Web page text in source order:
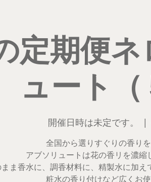
定期便ネ
ュート（
開催日時は未定です。
全国から選りすぐりの香りを
アブソリュートは花の香リを濃縮
まま香水に、調香材料に、精製水に加
粧水の香り付けなど広くお使